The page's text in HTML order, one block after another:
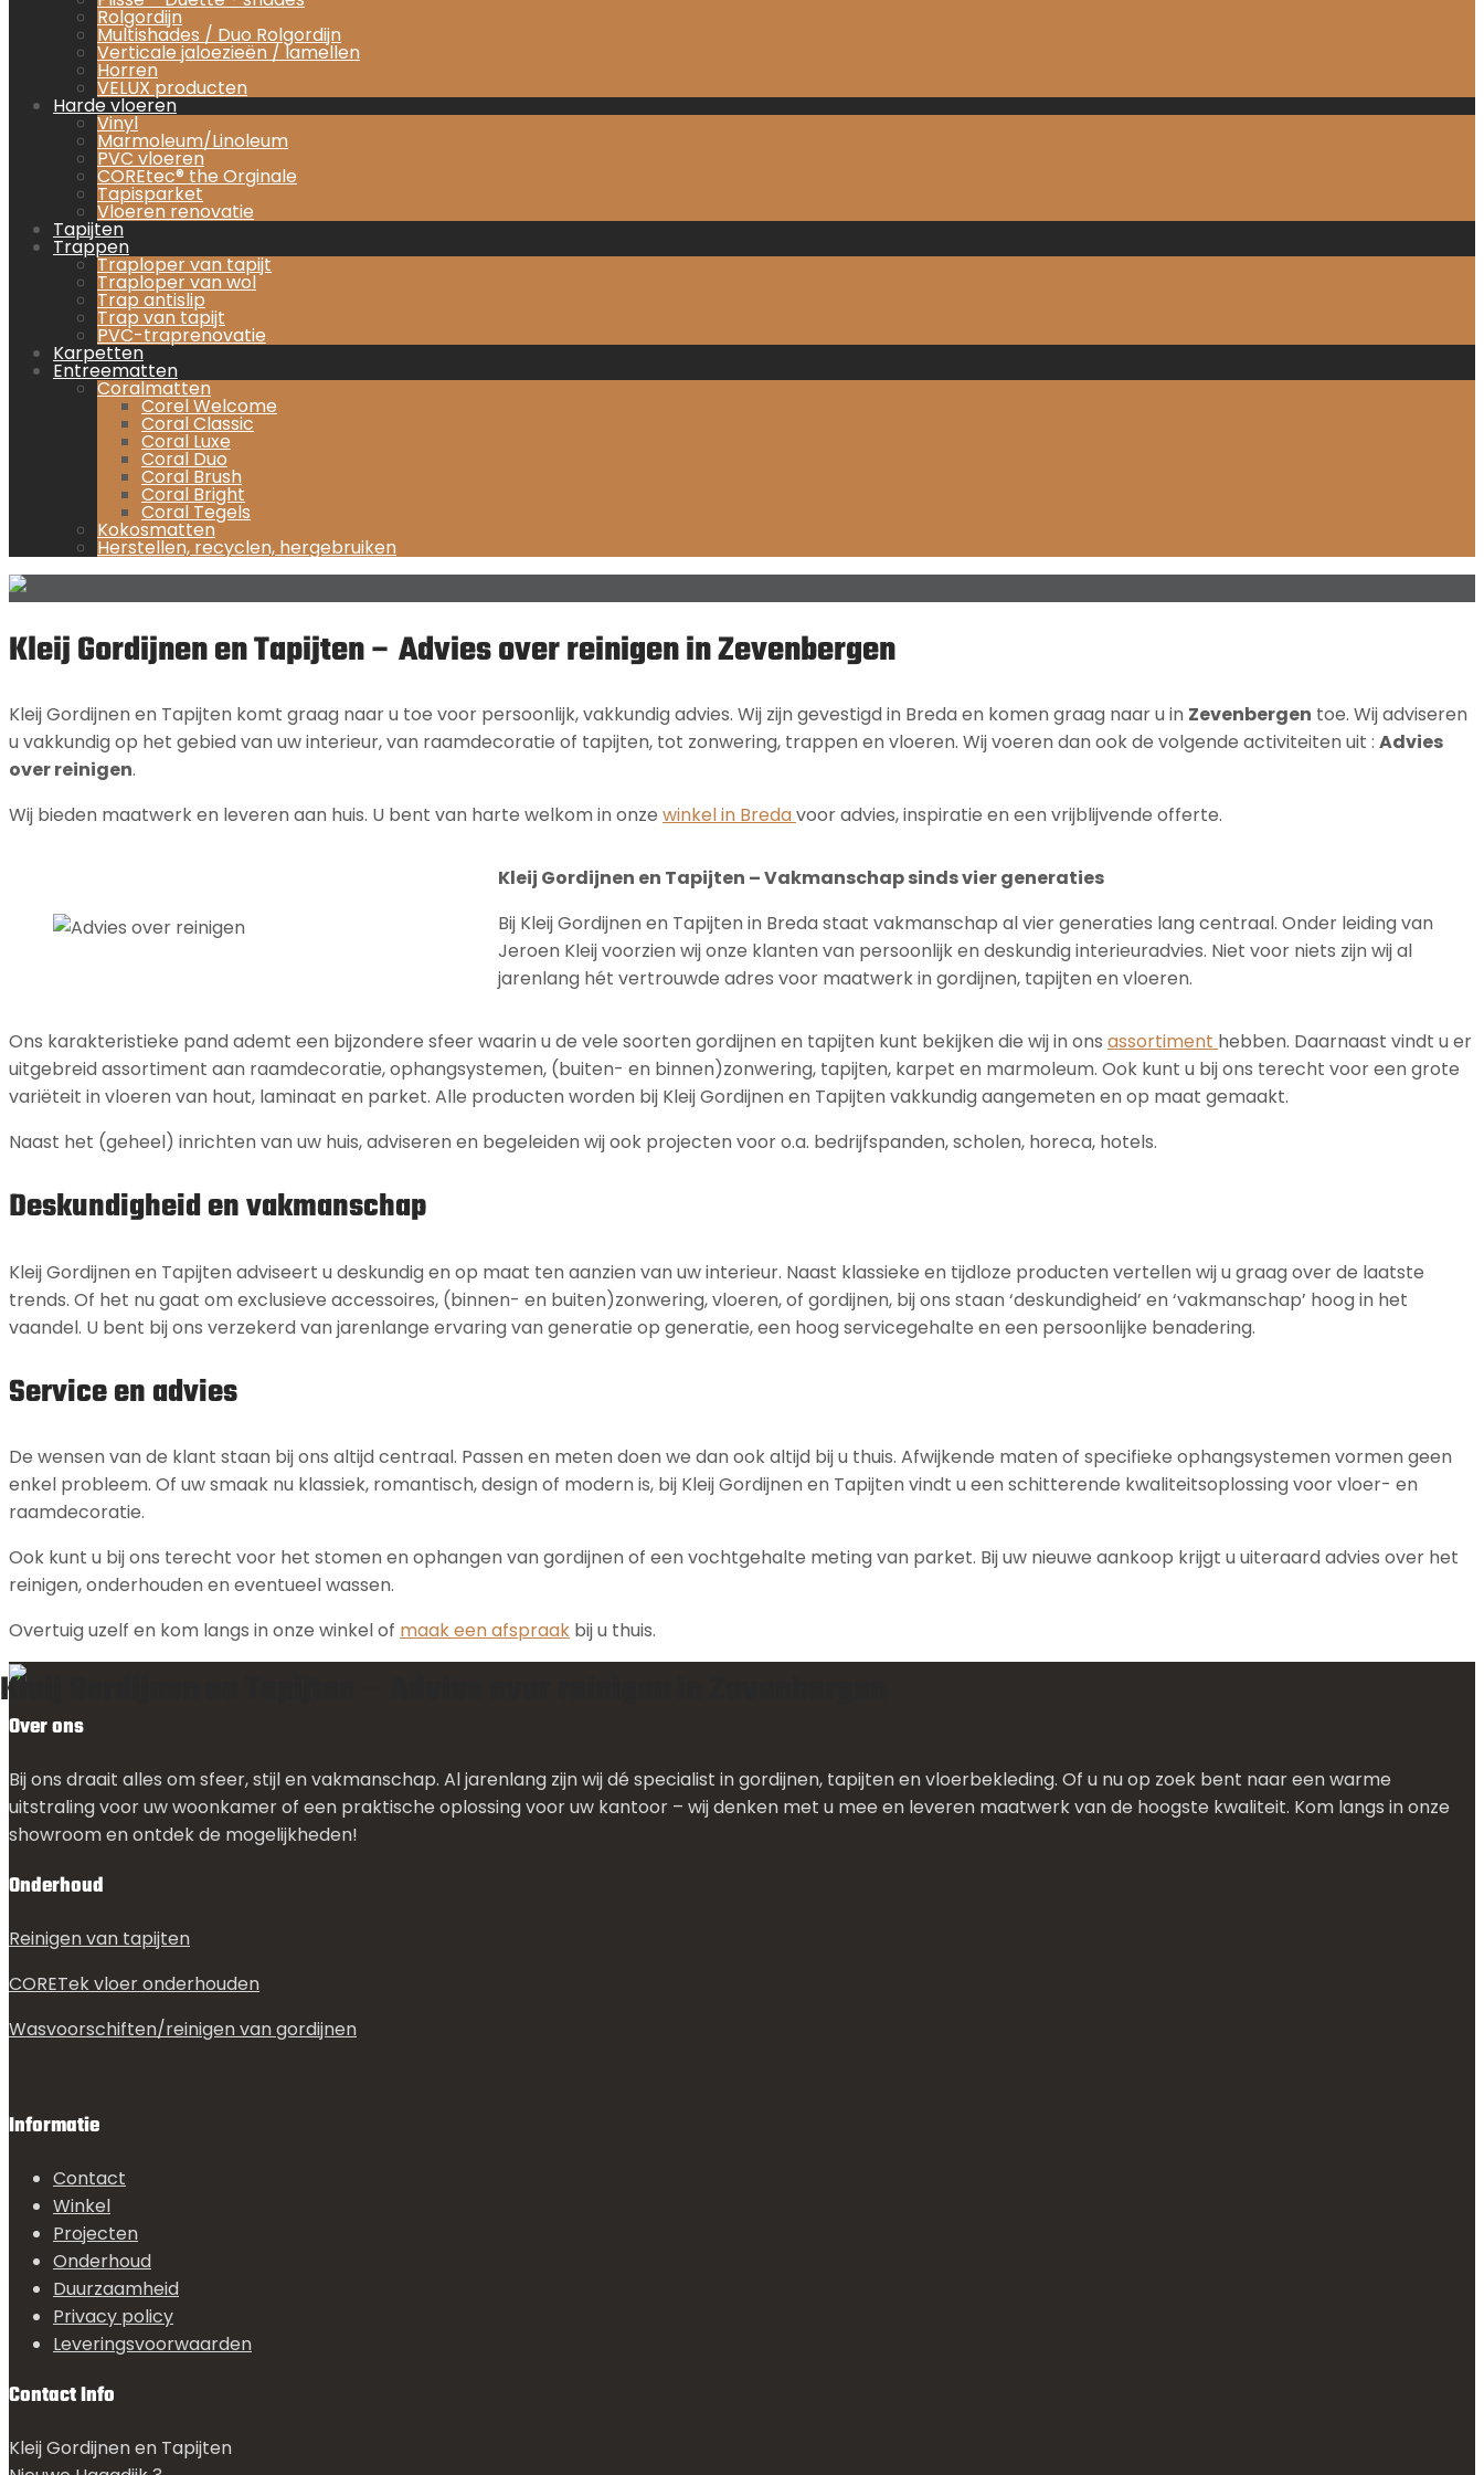
Rolgordijn
Multishades / Duo Rolgordijn
Verticale jaloezieën / lamellen
Horren
VELUX producten
Harde vloeren
Vinyl
Marmoleum/Linoleum
PVC vloeren
COREtec® the Orginale
Tapisparket
Vloeren renovatie
Tapijten
Trappen
Traploper van tapijt
Traploper van wol
Trap antislip
Trap van tapijt
PVC-traprenovatie
Karpetten
Entreematten
Coralmatten
Corel Welcome
Coral Classic
Coral Luxe
Coral Duo
Coral Brush
Coral Bright
Coral Tegels
Kokosmatten
Herstellen, recyclen, hergebruiken
Kleij Gordijnen en Tapijten – Advies over reinigen in Zevenbergen
Kleij Gordijnen en Tapijten – Advies over reinigen in Zevenbergen
Kleij Gordijnen en Tapijten komt graag naar u toe voor persoonlijk, vakkundig advies. Wij zijn gevestigd in Breda en komen graag naar u in Zevenbergen toe. Wij adviseren
u vakkundig op het gebied van uw interieur, van raamdecoratie of tapijten, tot zonwering, trappen en vloeren. Wij voeren dan ook de volgende activiteiten uit : Advies
over reinigen.
Wij bieden maatwerk en leveren aan huis. U bent van harte welkom in onze winkel in Bredavoor advies, inspiratie en een vrijblijvende offerte.
Kleij Gordijnen en Tapijten – Vakmanschap sinds vier generaties
Bij Kleij Gordijnen en Tapijten in Breda staat vakmanschap al vier generaties lang centraal. Onder leiding van
Jeroen Kleij voorzien wij onze klanten van persoonlijk en deskundig interieuradvies. Niet voor niets zijn wij al
jarenlang hét vertrouwde adres voor maatwerk in gordijnen, tapijten en vloeren.
Ons karakteristieke pand ademt een bijzondere sfeer waarin u de vele soorten gordijnen en tapijten kunt bekijken die wij in ons assortiment hebben. Daarnaast vindt u er
uitgebreid assortiment aan raamdecoratie, ophangsystemen, (buiten- en binnen)zonwering, tapijten, karpet en marmoleum. Ook kunt u bij ons terecht voor een grote
variëteit in vloeren van hout, laminaat en parket. Alle producten worden bij Kleij Gordijnen en Tapijten vakkundig aangemeten en op maat gemaakt.
Naast het (geheel) inrichten van uw huis, adviseren en begeleiden wij ook projecten voor o.a. bedrijfspanden, scholen, horeca, hotels.
Deskundigheid en vakmanschap
Kleij Gordijnen en Tapijten adviseert u deskundig en op maat ten aanzien van uw interieur. Naast klassieke en tijdloze producten vertellen wij u graag over de laatste
trends. Of het nu gaat om exclusieve accessoires, (binnen- en buiten)zonwering, vloeren, of gordijnen, bij ons staan ‘deskundigheid’ en ‘vakmanschap’ hoog in het
vaandel. U bent bij ons verzekerd van jarenlange ervaring van generatie op generatie, een hoog servicegehalte en een persoonlijke benadering.
Service en advies
De wensen van de klant staan bij ons altijd centraal. Passen en meten doen we dan ook altijd bij u thuis. Afwijkende maten of specifieke ophangsystemen vormen geen
enkel probleem. Of uw smaak nu klassiek, romantisch, design of modern is, bij Kleij Gordijnen en Tapijten vindt u een schitterende kwaliteitsoplossing voor vloer- en
raamdecoratie.
Ook kunt u bij ons terecht voor het stomen en ophangen van gordijnen of een vochtgehalte meting van parket. Bij uw nieuwe aankoop krijgt u uiteraard advies over het
reinigen, onderhouden en eventueel wassen.
Overtuig uzelf en kom langs in onze winkel of maak een afspraak bij u thuis.
Over ons
Bij ons draait alles om sfeer, stijl en vakmanschap. Al jarenlang zijn wij dé specialist in gordijnen, tapijten en vloerbekleding. Of u nu op zoek bent naar een warme
uitstraling voor uw woonkamer of een praktische oplossing voor uw kantoor – wij denken met u mee en leveren maatwerk van de hoogste kwaliteit. Kom langs in onze
showroom en ontdek de mogelijkheden!
Onderhoud
Reinigen van tapijten
CORETek vloer onderhouden
Wasvoorschiften/reinigen van gordijnen
Informatie
Contact
Winkel
Projecten
Onderhoud
Duurzaamheid
Privacy policy
Leveringsvoorwaarden
Contact Info
Kleij Gordijnen en Tapijten